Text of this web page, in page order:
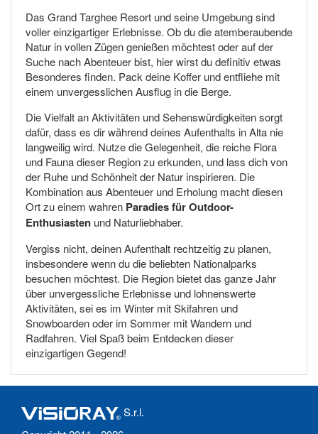
Das Grand Targhee Resort und seine Umgebung sind
voller einzigartiger Erlebnisse. Ob du die atemberaubende
Natur in vollen Zügen genießen möchtest oder auf der
Suche nach Abenteuer bist, hier wirst du definitiv etwas
Besonderes finden. Pack deine Koffer und entfliehe mit
einem unvergesslichen Ausflug in die Berge.
Die Vielfalt an Aktivitäten und Sehenswürdigkeiten sorgt
dafür, dass es dir während deines Aufenthalts in Alta nie
langweilig wird. Nutze die Gelegenheit, die reiche Flora
und Fauna dieser Region zu erkunden, und lass dich von
der Ruhe und Schönheit der Natur inspirieren. Die
Kombination aus Abenteuer und Erholung macht diesen
Ort zu einem wahren Paradies für Outdoor-
Enthusiasten und Naturliebhaber.
Vergiss nicht, deinen Aufenthalt rechtzeitig zu planen,
insbesondere wenn du die beliebten Nationalparks
besuchen möchtest. Die Region bietet das ganze Jahr
über unvergessliche Erlebnisse und lohnenswerte
Aktivitäten, sei es im Winter mit Skifahren und
Snowboarden oder im Sommer mit Wandern und
Radfahren. Viel Spaß beim Entdecken dieser
einzigartigen Gegend!
S.r.l.